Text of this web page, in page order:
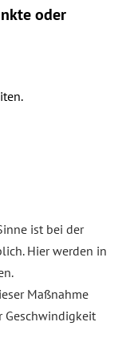
oder
ist bei der
Hier werden in
Maßnahme
Geschwindigkeit